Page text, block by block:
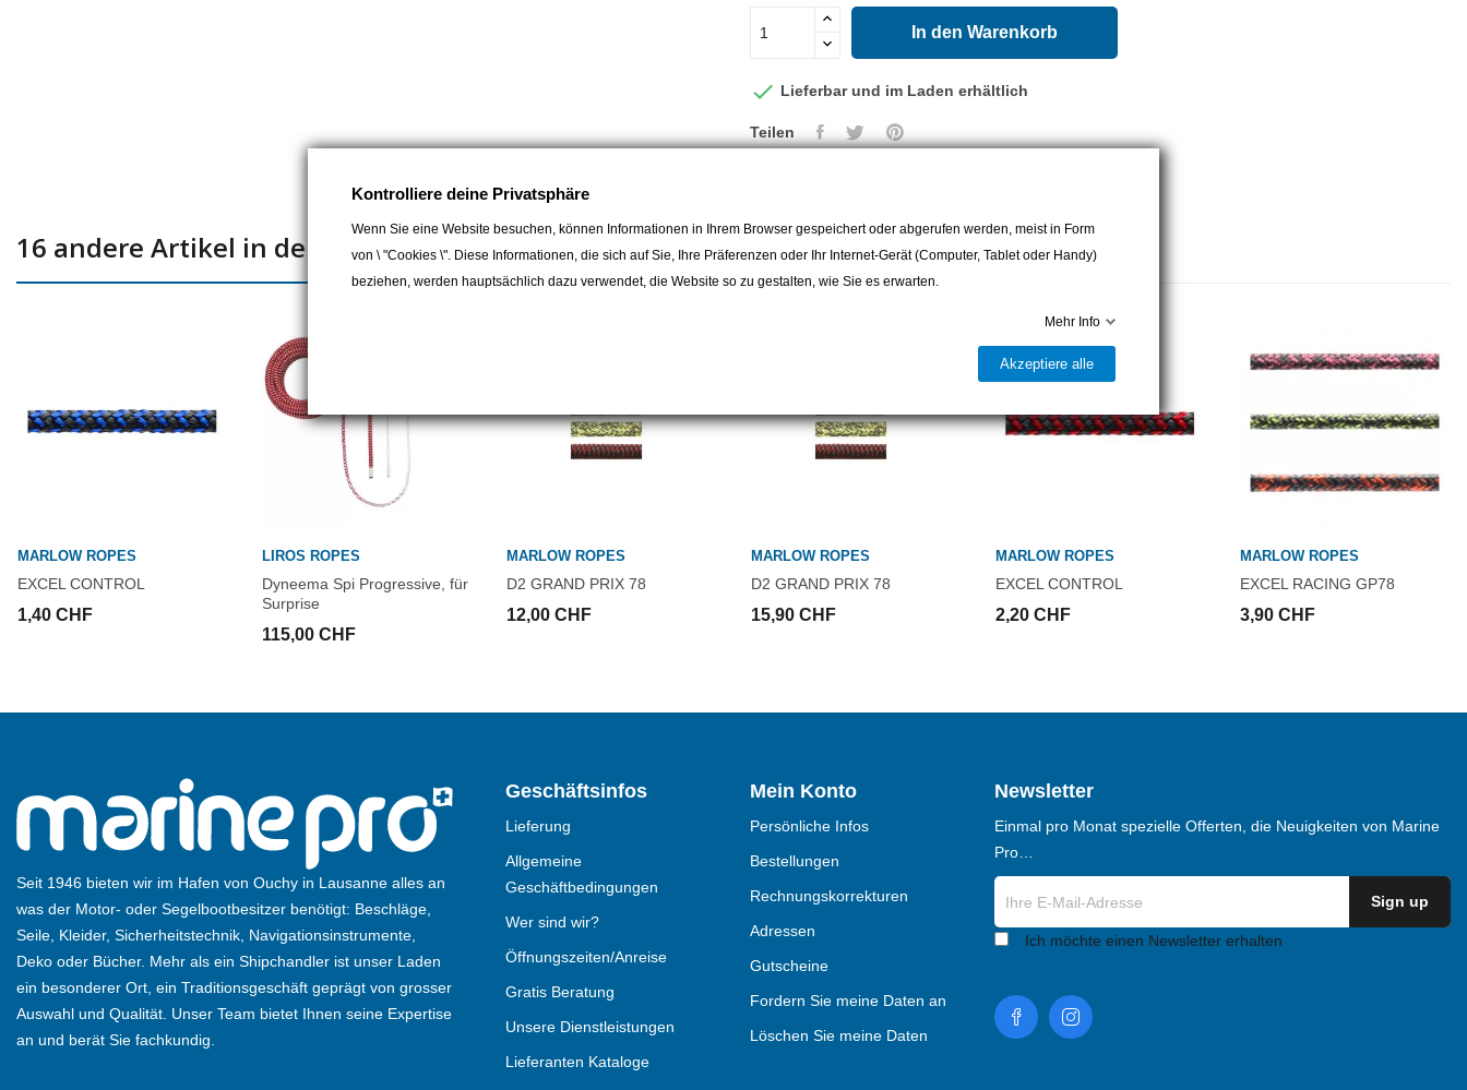
In den Warenkorb
 Lieferbar und im Laden erhältlich
Teilen
16 andere Artikel in der gleichen Kategorie:
MARLOW ROPES
EXCEL CONTROL
1,40 CHF
LIROS ROPES
Dyneema Spi Progressive, für
Surprise
115,00 CHF
MARLOW ROPES
D2 GRAND PRIX 78
12,00 CHF
MARLOW ROPES
D2 GRAND PRIX 78
15,90 CHF
MARLOW ROPES
EXCEL CONTROL
2,20 CHF
MARLOW ROPES
EXCEL RACING GP78
3,90 CHF
Seit 1946 bieten wir im Hafen von Ouchy in Lausanne alles an
was der Motor- oder Segelbootbesitzer benötigt: Beschläge,
Seile, Kleider, Sicherheitstechnik, Navigationsinstrumente,
Deko oder Bücher. Mehr als ein Shipchandler ist unser Laden
ein besonderer Ort, ein Traditionsgeschäft geprägt von grosser
Auswahl und Qualität. Unser Team bietet Ihnen seine Expertise
an und berät Sie fachkundig.
Geschäftsinfos
Lieferung
Allgemeine
Geschäftbedingungen
Wer sind wir?
Öffnungszeiten/Anreise
Gratis Beratung
Unsere Dienstleistungen
Lieferanten Kataloge
Mein Konto
Persönliche Infos
Bestellungen
Rechnungskorrekturen
Adressen
Gutscheine
Fordern Sie meine Daten an
Löschen Sie meine Daten
Newsletter
Einmal pro Monat spezielle Offerten, die Neuigkeiten von Marine
Pro…
Ich möchte einen Newsletter erhalten
Kontrolliere deine Privatsphäre
Wenn Sie eine Website besuchen, können Informationen in Ihrem Browser gespeichert oder abgerufen werden, meist in Form
von \ "Cookies \". Diese Informationen, die sich auf Sie, Ihre Präferenzen oder Ihr Internet-Gerät (Computer, Tablet oder Handy)
beziehen, werden hauptsächlich dazu verwendet, die Website so zu gestalten, wie Sie es erwarten.
Mehr Info
Akzeptiere alle